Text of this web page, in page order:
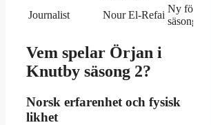
Journalist
Nour El-Refai
Ny för
säsong 2
Vem spelar Örjan i
Knutby säsong 2?
Norsk erfarenhet och fysisk
likhet